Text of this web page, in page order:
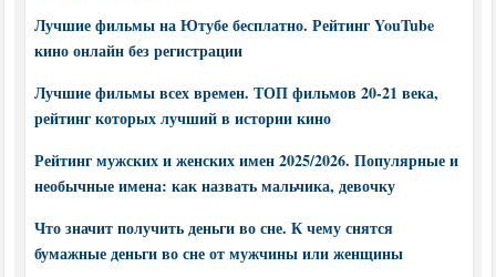
Лучшие фильмы на Ютубе бесплатно. Рейтинг YouTube
кино онлайн без регистрации
Лучшие фильмы всех времен. ТОП фильмов 20-21 века,
рейтинг которых лучший в истории кино
Рейтинг мужских и женских имен 2025/2026. Популярные и
необычные имена: как назвать мальчика, девочку
Что значит получить деньги во сне. К чему снятся
бумажные деньги во сне от мужчины или женщины